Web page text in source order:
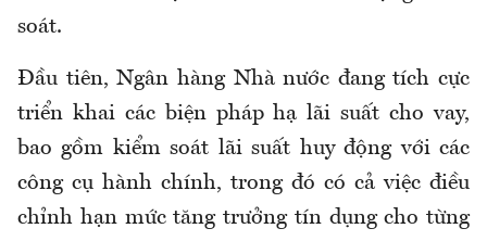
soát.
Đầu tiên, Ngân hàng Nhà nước đang tích cực
triển khai các biện pháp hạ lãi suất cho vay,
bao gồm kiểm soát lãi suất huy động với các
công cụ hành chính, trong đó có cả việc điều
chỉnh hạn mức tăng trưởng tín dụng cho từng